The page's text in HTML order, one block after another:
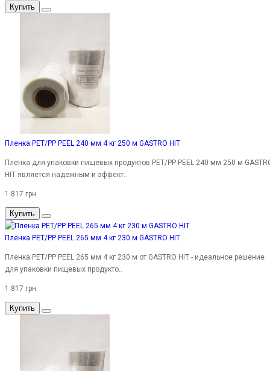
Купить
Пленка PET/PP PEEL 240 мм 4 кг 250 м GASTRO HIT
Пленка для упаковки пищевых продуктов PET/PP PEEL 240 мм 250 м
HIT является надежным и эффект..
1 817 грн.
Купить
Пленка PET/PP PEEL 265 мм 4 кг 230 м GASTRO HIT
Пленка PET/PP PEEL 265 мм 4 кг 230 м от GASTRO HIT - идеальное решение
для упаковки пищевых продукто..
1 817 грн.
Купить